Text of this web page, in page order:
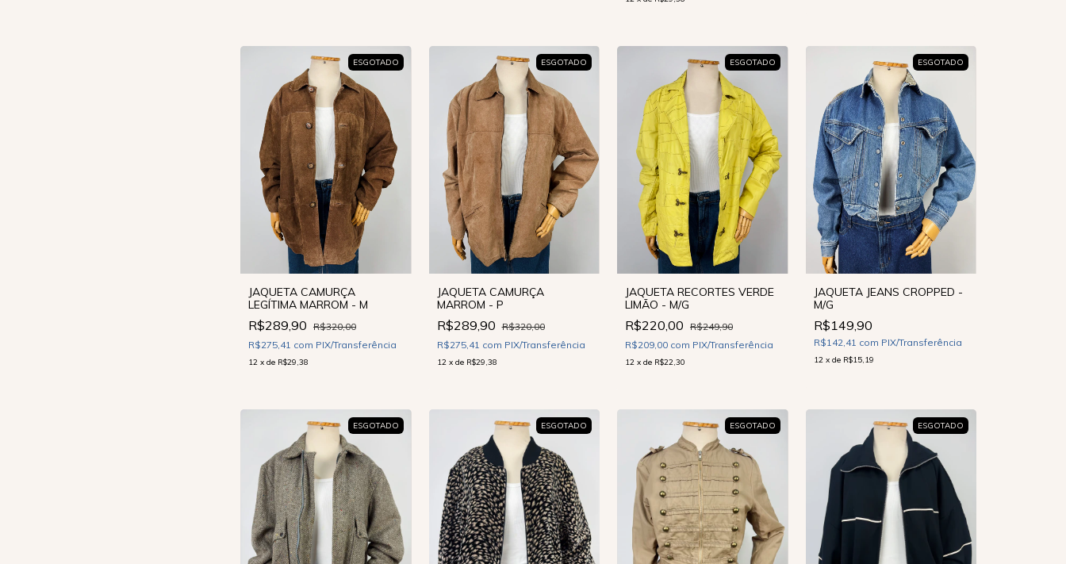
ESGOTADO
JAQUETA CAMURÇA
LEGÍTIMA MARROM - M
R$289,90 R$320,00
R$275,41 com PIX/Transferência
12 x de R$29,38
ESGOTADO
JAQUETA CAMURÇA
MARROM - P
R$289,90 R$320,00
R$275,41 com PIX/Transferência
12 x de R$29,38
ESGOTADO
JAQUETA RECORTES VERDE
LIMÃO - M/G
R$220,00 R$249,90
R$209,00 com PIX/Transferência
12 x de R$22,30
ESGOTADO
JAQUETA JEANS CROPPED -
M/G
R$149,90
R$142,41 com PIX/Transferência
12 x de R$15,19
ESGOTADO ESGOTADO ESGOTADO ESGOTADO